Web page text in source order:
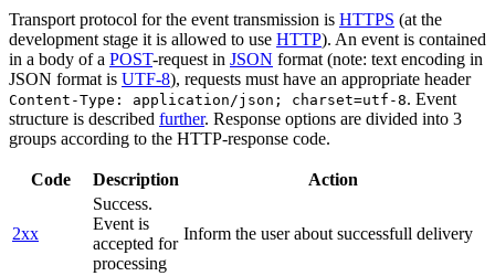
Transport protocol for the event transmission is HTTPS (at the
development stage it is allowed to use HTTP). An event is contained
in a body of a POST-request in JSON format (note: text encoding in
JSON format is UTF-8), requests must have an appropriate header
Content-Type: application/json; charset=utf-8. Event
structure is described further. Response options are divided into 3
groups according to the HTTP-response code.
Code Description Action
2xx
Success.
Event is
accepted for
processing
Inform the user about successfull delivery